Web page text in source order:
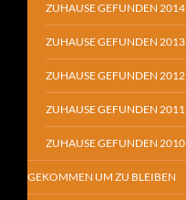
ZUHAUSE GEFUNDEN 2014
ZUHAUSE GEFUNDEN 2013
ZUHAUSE GEFUNDEN 2012
ZUHAUSE GEFUNDEN 2011
ZUHAUSE GEFUNDEN 2010
GEKOMMEN UM ZU BLEIBEN